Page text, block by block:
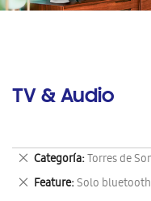
TV & Audio
Categoría Torres de
Eliminar
este
artículo
Feature Solo bluetooth
Eliminar